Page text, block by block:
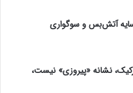
سایه آتش‌بس و سوگواری
نشانه «پیروزی» نیست،